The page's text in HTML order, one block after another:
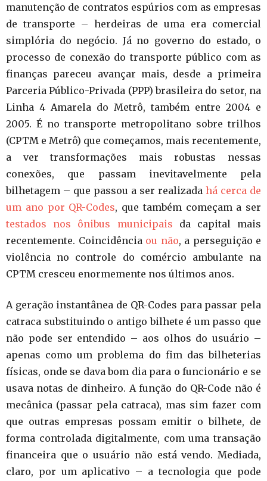
manutenção de contratos espúrios com as empresas
de transporte – herdeiras de uma era comercial
simplória do negócio. Já no governo do estado, o
processo de conexão do transporte público com as
finanças pareceu avançar mais, desde a primeira
Parceria Público-Privada (PPP) brasileira do setor, na
Linha 4 Amarela do Metrô, também entre 2004 e
2005. É no transporte metropolitano sobre trilhos
(CPTM e Metrô) que começamos, mais recentemente,
a ver transformações mais robustas nessas
conexões, que passam inevitavelmente pela
bilhetagem – que passou a ser realizada há cerca de
um ano por QR-Codes, que também começam a ser
testados nos ônibus municipais da capital mais
recentemente. Coincidência ou não, a perseguição e
violência no controle do comércio ambulante na
CPTM cresceu enormemente nos últimos anos.
A geração instantânea de QR-Codes para passar pela
catraca substituindo o antigo bilhete é um passo que
não pode ser entendido – aos olhos do usuário –
apenas como um problema do fim das bilheterias
físicas, onde se dava bom dia para o funcionário e se
usava notas de dinheiro. A função do QR-Code não é
mecânica (passar pela catraca), mas sim fazer com
que outras empresas possam emitir o bilhete, de
forma controlada digitalmente, com uma transação
financeira que o usuário não está vendo. Mediada,
claro, por um aplicativo – a tecnologia que pode